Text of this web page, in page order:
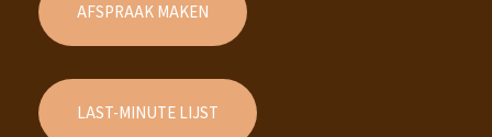
AFSPRAAK MAKEN
LAST-MINUTE LIJST